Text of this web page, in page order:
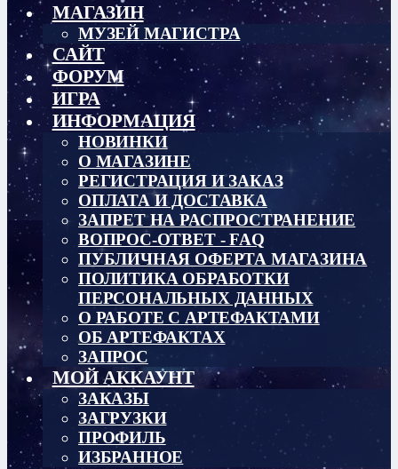
МАГАЗИН
МУЗЕЙ МАГИСТРА
САЙТ
ФОРУМ
ИГРА
ИНФОРМАЦИЯ
НОВИНКИ
О МАГАЗИНЕ
РЕГИСТРАЦИЯ И ЗАКАЗ
ОПЛАТА И ДОСТАВКА
ЗАПРЕТ НА РАСПРОСТРАНЕНИЕ
ВОПРОС-ОТВЕТ - FAQ
ПУБЛИЧНАЯ ОФЕРТА МАГАЗИНА
ПОЛИТИКА ОБРАБОТКИ
ПЕРСОНАЛЬНЫХ ДАННЫХ
О РАБОТЕ С АРТЕФАКТАМИ
ОБ АРТЕФАКТАХ
ЗАПРОС
МОЙ АККАУНТ
ЗАКАЗЫ
ЗАГРУЗКИ
ПРОФИЛЬ
ИЗБРАННОЕ